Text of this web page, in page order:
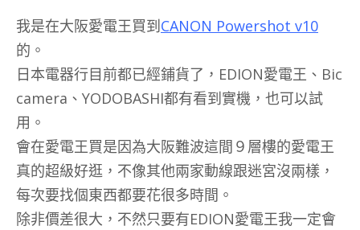
我是在大阪愛電王買到CANON Powershot v10
的。
日本電器行目前都已經鋪貨了，EDION愛電王、Bic
camera、YODOBASHI都有看到實機，也可以試
用。
會在愛電王買是因為大阪難波這間９層樓的愛電王
真的超級好逛，不像其他兩家動線跟迷宮沒兩樣，
每次要找個東西都要花很多時間。
除非價差很大，不然只要有EDION愛電王我一定會